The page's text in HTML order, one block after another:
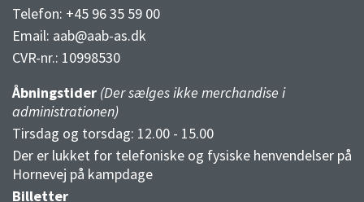
Telefon: +45 96 35 59 00
Email: aab@aab-as.dk
CVR-nr.: 10998530
Åbningstider (Der sælges ikke merchandise i
administrationen)
Tirsdag og torsdag: 12.00 - 15.00
Der er lukket for telefoniske og fysiske henvendelser på
Hornevej på kampdage
Billetter